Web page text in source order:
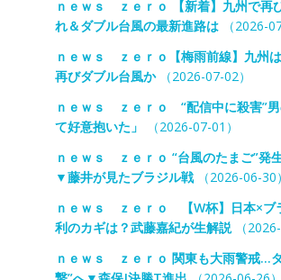
ｎｅｗｓ ｚｅｒｏ 【新着】九州で再
れ＆ダブル台風の最新進路は（2026-
ｎｅｗｓ ｚｅｒｏ【梅雨前線】九州
再びダブル台風か（2026-07-02）
ｎｅｗｓ ｚｅｒｏ “配信中に殺害”
て好意抱いた」
（2026-07-01）
ｎｅｗｓ ｚｅｒｏ “台風のたまご”発
▼藤井が見たブラジル戦（2026-06-30）
ｎｅｗｓ ｚｅｒｏ 【W杯】日本×ブ
利のカギは？武藤嘉紀が生解説（2026-
ｎｅｗｓ ｚｅｒｏ 関東も大雨警戒…